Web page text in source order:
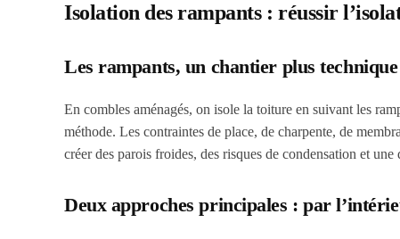
Isolation des rampants : réussir
Les rampants, un chantier plus technique
En combles aménagés, on isole la toiture en suivant les
méthode. Les contraintes de place, de charpente, de
créer des parois froides, des risques de condensation et une
Deux approches principales : par